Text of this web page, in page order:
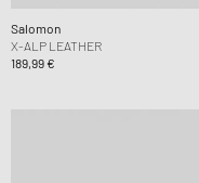
Salomon
X-ALP LEATHER
189,99 €